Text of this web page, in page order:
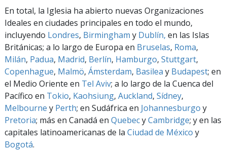
En total, la Iglesia ha abierto nuevas Organizaciones
Ideales en ciudades principales en todo el mundo,
incluyendo Londres, Birmingham y Dublín, en las Islas
Británicas; a lo largo de Europa en Bruselas, Roma,
Milán, Padua, Madrid, Berlín, Hamburgo, Stuttgart,
Copenhague, Malmö, Ámsterdam, Basilea y Budapest; en
el Medio Oriente en Tel Aviv; a lo largo de la Cuenca del
Pacífico en Tokio, Kaohsiung, Auckland, Sídney,
Melbourne y Perth; en Sudáfrica en Johannesburgo y
Pretoria; más en Canadá en QuebecyCambridge; y en las
capitales latinoamericanas de la Ciudad de México y
Bogotá.